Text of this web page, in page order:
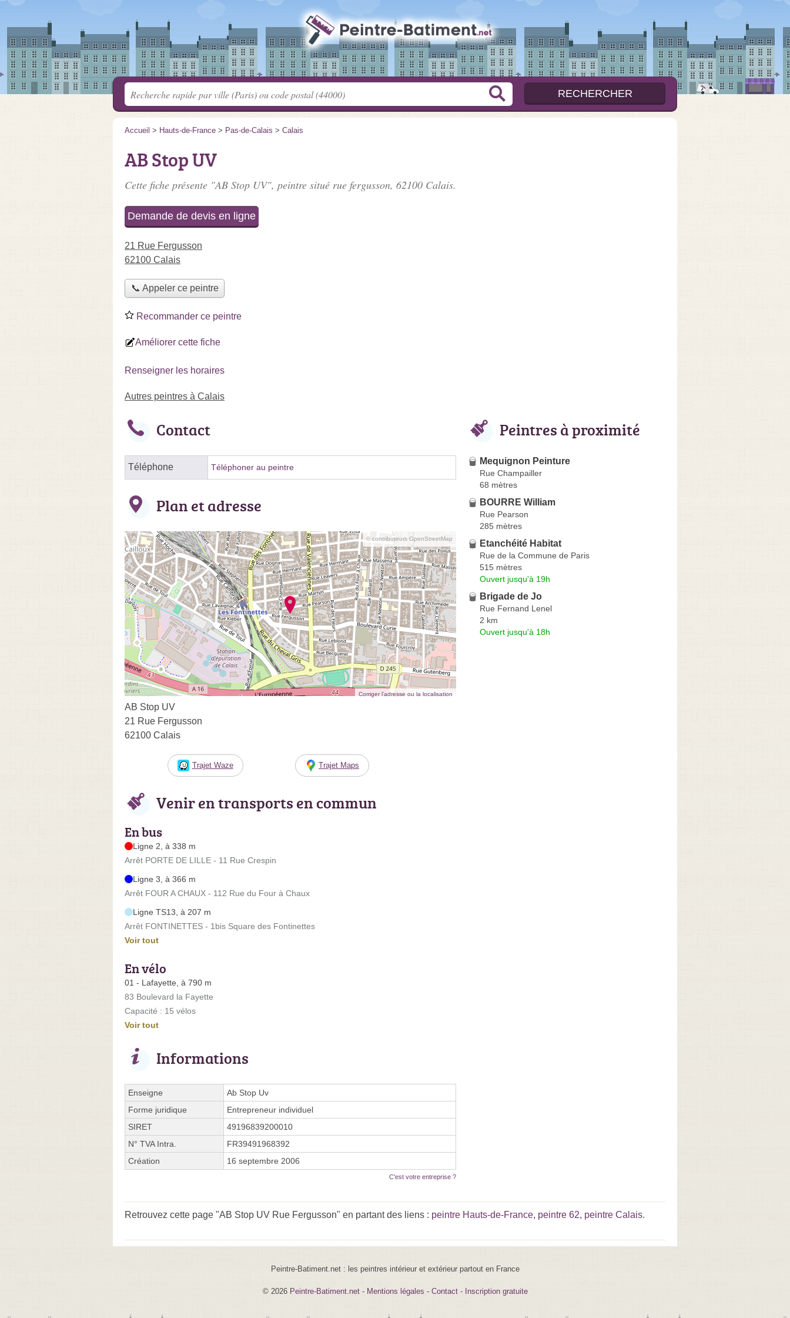
Accueil > Hauts-de-France > Pas-de-Calais > Calais
AB Stop UV
Cette fiche présente "AB Stop UV", peintre situé rue fergusson, 62100 Calais.
Demande de devis en ligne
21 Rue Fergusson
62100 Calais
📞 Appeler ce peintre
Recommander ce peintre
Améliorer cette fiche
Renseigner les horaires
Autres peintres à Calais
Contact
Téléphone Téléphoner au peintre
Plan et adresse
© contributeurs OpenStreetMap
Corriger l’adresse ou la localisation
AB Stop UV
21 Rue Fergusson
62100 Calais
Trajet Waze Trajet Maps
Venir en transports en commun
En bus
Ligne 2, à 338 m
Arrêt PORTE DE LILLE - 11 Rue Crespin
Ligne 3, à 366 m
Arrêt FOUR A CHAUX - 112 Rue du Four à Chaux
Ligne TS13, à 207 m
Arrêt FONTINETTES - 1bis Square des Fontinettes
Voir tout
En vélo
01 - Lafayette, à 790 m
83 Boulevard la Fayette
Capacité : 15 vélos
Voir tout
Informations
Enseigne
Ab Stop Uv
Forme juridique
Entrepreneur individuel
SIRET
49196839200010
N° TVA Intra.
FR39491968392
Création
16 septembre 2006
C'est votre entreprise ?
Peintres à proximité
Mequignon Peinture
Rue Champailler
68 mètres
BOURRE William
Rue Pearson
285 mètres
Etanchéité Habitat
Rue de la Commune de Paris
515 mètres
Ouvert jusqu'à 19h
Brigade de Jo
Rue Fernand Lenel
2 km
Ouvert jusqu'à 18h
Retrouvez cette page "AB Stop UV Rue Fergusson" en partant des liens : peintre Hauts-de-France, peintre 62, peintre Calais.
Peintre-Batiment.net : les peintres intérieur et extérieur partout en France
© 2026 Peintre-Batiment.net - Mentions légales - Contact- Inscription gratuite